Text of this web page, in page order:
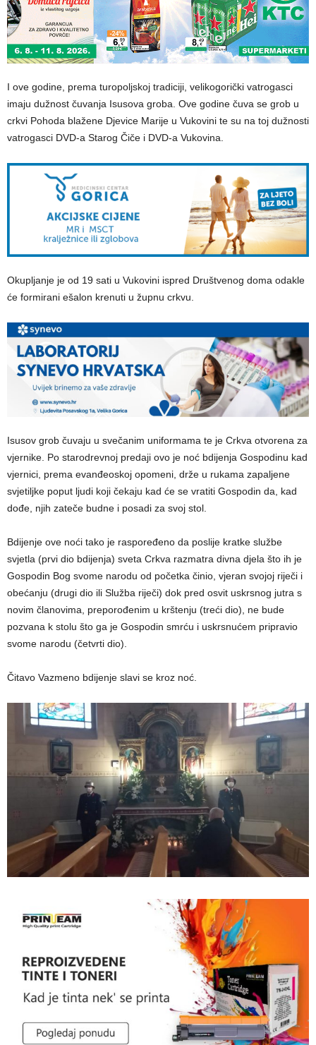
I ove godine, prema turopoljskoj tradiciji, velikogorički vatrogasci
imaju dužnost čuvanja Isusova groba. Ove godine čuva se grob u
crkvi Pohoda blažene Djevice Marije u Vukovini te su na toj dužnosti
vatrogasci DVD-a Starog Čiče i DVD-a Vukovina.
Okupljanje je od 19 sati u Vukovini ispred Društvenog doma odakle
će formirani ešalon krenuti u župnu crkvu.
Isusov grob čuvaju u svečanim uniformama te je Crkva otvorena za
vjernike. Po starodrevnoj predaji ovo je noć bdijenja Gospodinu kad
vjernici, prema evanđeoskoj opomeni, drže u rukama zapaljene
svjetiljke poput ljudi koji čekaju kad će se vratiti Gospodin da, kad
dođe, njih zateče budne i posadi za svoj stol.
Bdijenje ove noći tako je raspoređeno da poslije kratke službe
svjetla (prvi dio bdijenja) sveta Crkva razmatra divna djela što ih je
Gospodin Bog svome narodu od početka činio, vjeran svojoj riječi i
obećanju (drugi dio ili Služba riječi) dok pred osvit uskrsnog jutra s
novim članovima, preporođenim u krštenju (treći dio), ne bude
pozvana k stolu što ga je Gospodin smrću i uskrsnućem pripravio
svome narodu (četvrti dio).
Čitavo Vazmeno bdijenje slavi se kroz noć.